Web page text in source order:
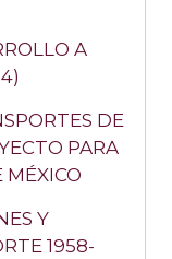
A
DE
PARA
Y
1958-